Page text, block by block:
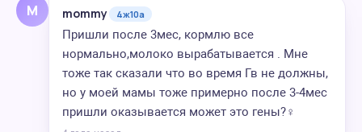
M mommy 4ж10а
Пришли после 3мес, кормлю все
нормально,молоко вырабатывается . Мне
тоже так сказали что во время Гв не должны,
но у моей мамы тоже примерно после 3-4мес
пришли оказывается может это гены?‍♀️